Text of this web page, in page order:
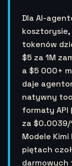
Dla AI-
tokenów
$5 za 1M
a $5 000+
daje
natywny
formaty API
za $0.0039
Modele Kimi
piętach
darmowych